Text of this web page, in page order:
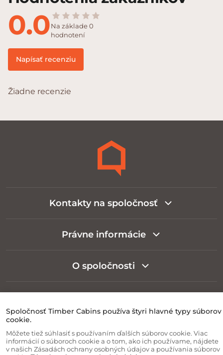
0.0Na základe 0
hodnotení
Napísať recenziu
Žiadne recenzie
Kontakty na spoločnosť
Právne informácie
O spoločnosti
Spoločnosť Timber Cabins používa štyri hlavné typy súborov
cookie.
Môžete tiež súhlasiť s používaním ďalších súborov cookie. Viac
informácií o súboroch cookie a o tom, ako ich používame, nájdete
v našich Zásadách ochrany osobných údajov a používania súborov